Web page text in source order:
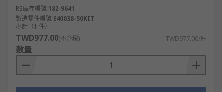
RS庫存編號 182-9641
製造零件編號 840038-50KIT
小計（1 件）
TWD977.00(不含稅) TWD977.00/件
數量